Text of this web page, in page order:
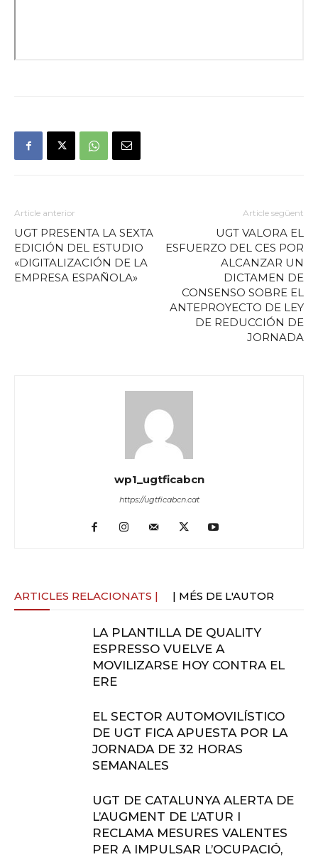
Article anterior
UGT PRESENTA LA SEXTA
EDICIÓN DEL ESTUDIO
«DIGITALIZACIÓN DE LA
EMPRESA ESPAÑOLA»
Article següent
UGT VALORA EL
ESFUERZO DEL CES POR
ALCANZAR UN
DICTAMEN DE
CONSENSO SOBRE EL
ANTEPROYECTO DE LEY
DE REDUCCIÓN DE
JORNADA
wp1_ugtficabcn
https://ugtficabcn.cat
ARTICLES RELACIONATS | | MÉS DE L'AUTOR
LA PLANTILLA DE QUALITY
ESPRESSO VUELVE A
MOVILIZARSE HOY CONTRA EL
ERE
EL SECTOR AUTOMOVILÍSTICO
DE UGT FICA APUESTA POR LA
JORNADA DE 32 HORAS
SEMANALES
UGT DE CATALUNYA ALERTA DE
L’AUGMENT DE L’ATUR I
RECLAMA MESURES VALENTES
PER A IMPULSAR L’OCUPACIÓ,